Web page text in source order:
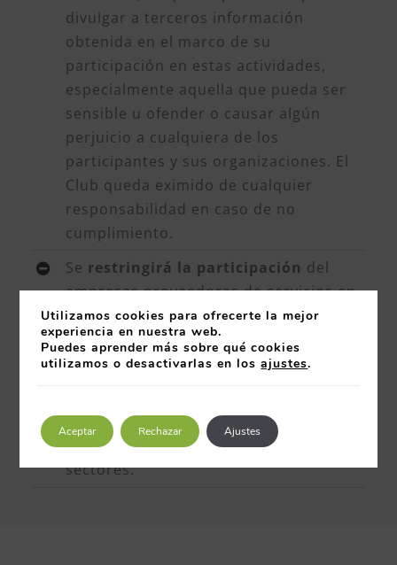
divulgar a terceros información
obtenida en el marco de su
participación en estas actividades,
especialmente aquella que pueda ser
sensible u ofender o causar algún
perjuicio a cualquiera de los
participantes y sus organizaciones. El
Club queda eximido de cualquier
responsabilidad en caso de no
cumplimiento.
Se restringirá la participación del
empresas proveedoras de servicios en
el ámbito del Grupo de Trabajo
Algunos grupos de trabajopueden
establecer asimismo otros requisitos
reuniones, como puede ser la
restricción a la participación de ciertos
sectores.
Utilizamos cookies para ofrecerte la mejor
experiencia en nuestra web.
Puedes aprender más sobre qué cookies
utilizamos o desactivarlas en losajustes.
Aceptar Rechazar Ajustes